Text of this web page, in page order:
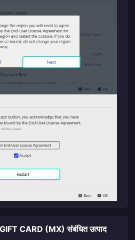
CARD (MX) संबंधित उत्पाद